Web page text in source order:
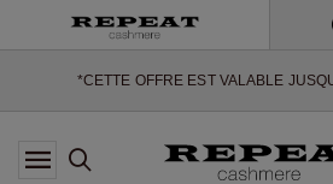
*CETTE OFFRE EST VALABLE
*NON VALABLE SUR
*EXCEPTIONS PEUVENT